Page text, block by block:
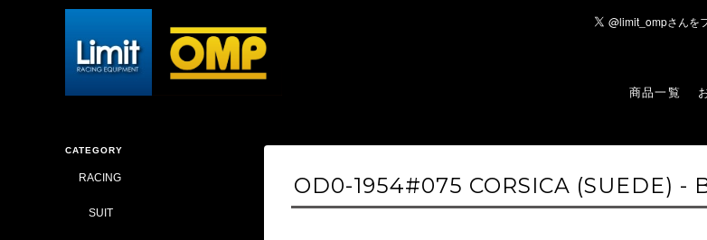
商品一覧
OD0-1954#075 CORSICA (SUEDE) -
CATEGORY
RACING
SUIT